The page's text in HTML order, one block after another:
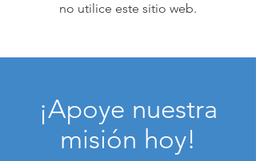
no utilice este sitio web.
¡Apoye nuestra
misión hoy!